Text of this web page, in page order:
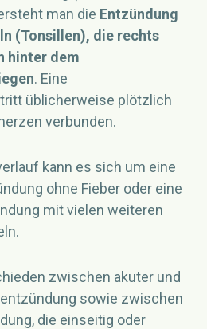
man die Entzündung
(Tonsillen), die rechts
hinter dem
. Eine
üblicherweise plötzlich
verbunden.
kann es sich um eine
ohne Fieber oder eine
mit vielen weiteren
zwischen akuter und
sowie zwischen
die einseitig oder